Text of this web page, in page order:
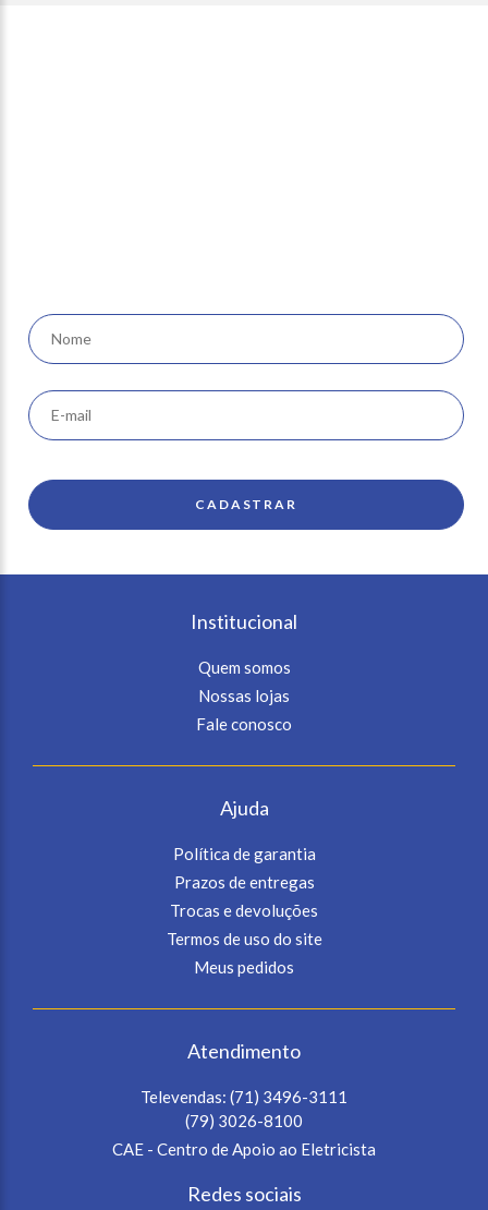
Institucional
Quem somos
Nossas lojas
Fale conosco
Ajuda
Política de garantia
Prazos de entregas
Trocas e devoluções
Termos de uso do site
Meus pedidos
Atendimento
Televendas: (71) 3496-3111
(79) 3026-8100
CAE - Centro de Apoio ao Eletricista
Redes sociais